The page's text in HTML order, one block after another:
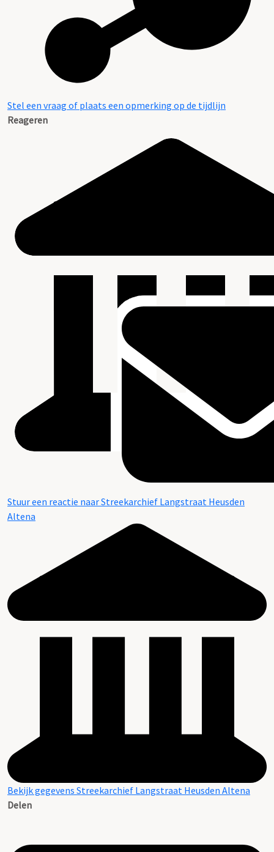
Stel een vraag of plaats een opmerking op de tijdlijn
Reageren
Stuur een reactie naar Streekarchief Langstraat Heusden
Altena
Bekijk gegevens Streekarchief Langstraat Heusden Altena
Delen